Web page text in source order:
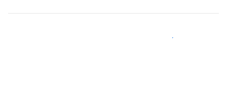
اجذب ضيوف جدد اليوم